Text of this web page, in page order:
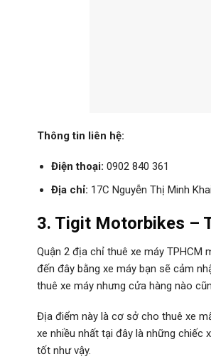
Thông tin liên hệ:
Điện thoại: 0902 840 361
Địa chỉ: 17C Nguyễn Thị Minh
3. Tigit Motorbikes –
Quận 2 địa chỉ thuê xe máy TPHCM
đến đây bằng xe máy bạn sẽ cảm
thuê xe máy nhưng cửa hàng nào
Địa điểm này là cơ sở cho thuê xe
xe nhiều nhất tại đây là những
tốt như vậy.